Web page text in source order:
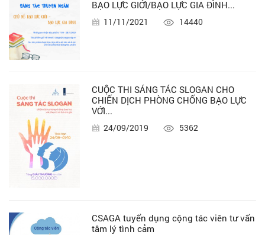
BẠO LỰC GIỚI/BẠO LỰC GIA ĐÌNH...
11/11/2021 14440
CUỘC THI SÁNG TÁC SLOGAN CHO
CHIẾN DỊCH PHÒNG CHỐNG BẠO LỰC
VỚI...
24/09/2019 5362
CSAGA tuyển dụng cộng tác viên tư vấn
tâm lý tình cảm